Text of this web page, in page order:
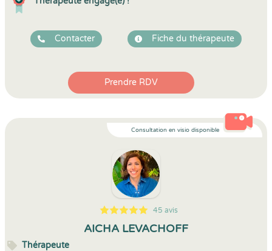
Contacter Fiche du thérapeute
Prendre RDV
Consultation en visio disponible
5
1
5
45 45 avis
AICHA LEVACHOFF
Thérapeute